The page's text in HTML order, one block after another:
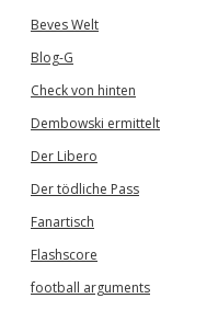
Beves Welt
Blog-G
Check von hinten
Dembowski ermittelt
Der Libero
Der tödliche Pass
Fanartisch
Flashscore
football arguments